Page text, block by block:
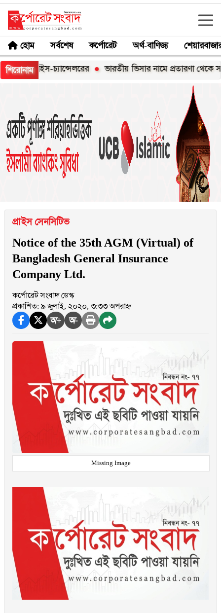
হোম সর্বশেষ কর্পোরেট অর্থ-বাণিজ্য
শিরোনামচ্যান্সেলরের ভারতীয় ভিসার নামে প্রতারণা থেকে সাবধান:
প্রাইস সেনসিটিভ
Notice of the 35th AGM (Virtual) of
Bangladesh General Insurance
Company Ltd.
কর্পোরেট সংবাদ ডেস্ক
প্রকাশিত: ৯ জুলাই, ২০২০, ৩:৩৩ অপরাহ্ন
অ+ অ-
Missing Image